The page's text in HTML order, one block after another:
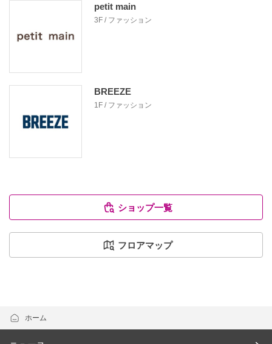
petit main
3F / ファッション
BREEZE
1F / ファッション
ショップ一覧
フロアマップ
ホーム